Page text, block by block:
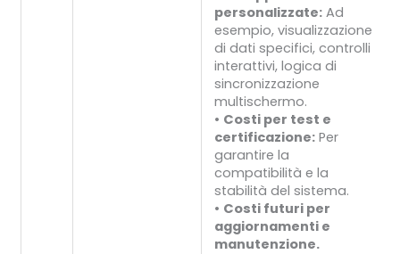
personalizzate: Ad
esempio, visualizzazione
di dati specifici, controlli
interattivi, logica di
sincronizzazione
multischermo.
• Costi per test e
certificazione: Per
garantire la
compatibilità e la
stabilità del sistema.
• Costi futuri per
aggiornamenti e
manutenzione.